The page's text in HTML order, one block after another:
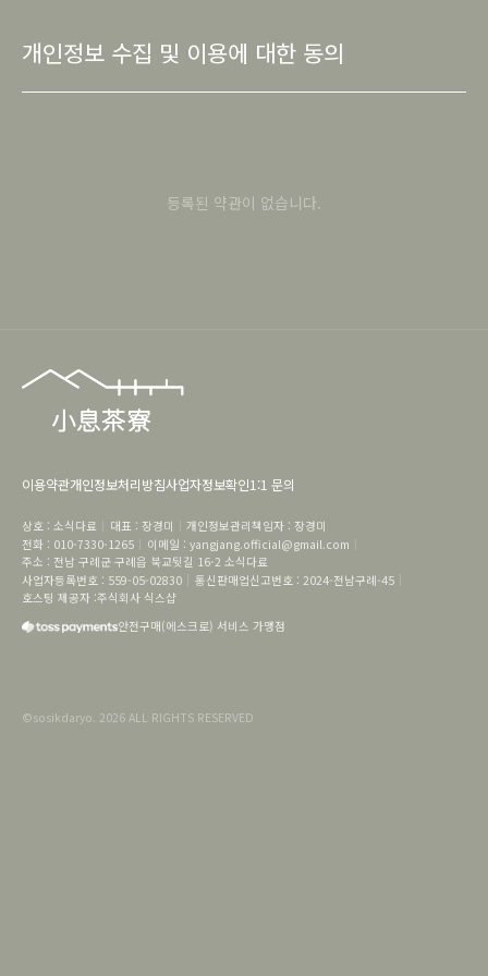
개인정보 수집 및 이용에 대한 동의
등록된 약관이 없습니다.
이용약관개인정보처리방침사업자정보확인1:1 문의
상호 : 소식다료 대표 : 장경미 개인정보관리책임자 : 장경미
전화 : 010-7330-1265 이메일 : yangjang.official@gmail.com
주소 : 전남 구례군 구례읍 북교뒷길 16-2 소식다료
사업자등록번호 : 559-05-02830 통신판매업신고번호 : 2024-전남구례-45
호스팅 제공자 :주식회사 식스샵
안전구매(에스크로) 서비스 가맹점
©sosikdaryo. 2026 ALL RIGHTS RESERVED